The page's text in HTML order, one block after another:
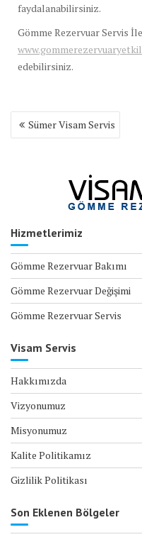
faydalanabilirsiniz.
Gömme Rezervuar Servis
edebilirsiniz.
Yazı
gezinmesi
Sümer Visam Servis
Hizmetlerimiz
Gömme Rezervuar Bakımı
Gömme Rezervuar Değişimi
Gömme Rezervuar Servis
Visam Servis
Hakkımızda
Vizyonumuz
Misyonumuz
Kalite Politikamız
Gizlilik Politikası
Son Eklenen Bölgeler